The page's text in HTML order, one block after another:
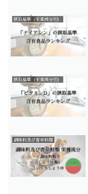
摂取基準（栄養成分別）
摂取基準（栄養成分別）
調味料及び香辛料類